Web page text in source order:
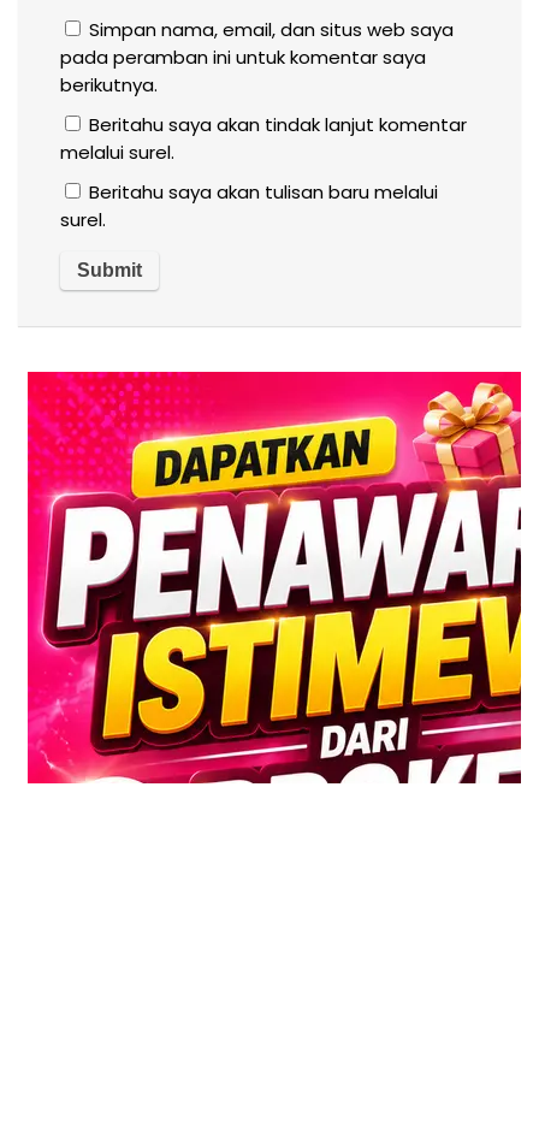
Simpan nama, email, dan situs web saya
pada peramban ini untuk komentar saya
berikutnya.
Beritahu saya akan tindak lanjut komentar
melalui surel.
Beritahu saya akan tulisan baru melalui
surel.